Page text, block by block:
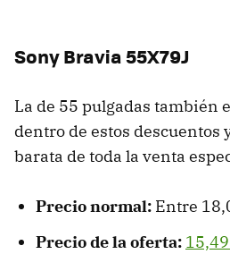
Sony Bravia 55X79J
La de 55 pulgadas también
dentro de estos descuentos
barata de toda la venta
Precio normal: Entre
Precio de la oferta: